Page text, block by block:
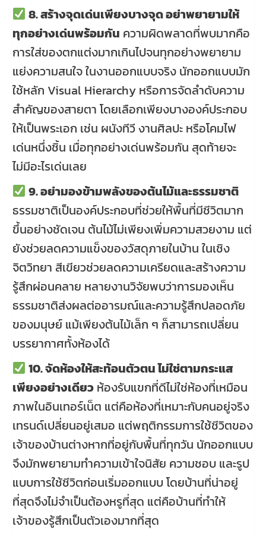
8. สร้างจุดเด่นเพียงบางจุด อย่าพยายามให้
ทุกอย่างเด่นพร้อมกัน ความผิดพลาดที่พบมากคือ
การใส่ของตกแต่งมากเกินไปจนทุกอย่างพยายาม
แย่งความสนใจ ในงานออกแบบจริง นักออกแบบมัก
ใช้หลัก Visual Hierarchy หรือการจัดลำดับความ
สำคัญของสายตา โดยเลือกเพียงบางองค์ประกอบ
ให้เป็นพระเอก เช่น ผนังทีวี งานศิลปะ หรือโคมไฟ
เด่นหนึ่งชิ้น เมื่อทุกอย่างเด่นพร้อมกัน สุดท้ายจะ
ไม่มีอะไรเด่นเลย
9. อย่ามองข้ามพลังของต้นไม้และธรรมชาติ
ธรรมชาติเป็นองค์ประกอบที่ช่วยให้พื้นที่มีชีวิตมาก
ขึ้นอย่างชัดเจน ต้นไม้ไม่เพียงเพิ่มความสวยงาม แต่
ยังช่วยลดความแข็งของวัสดุภายในบ้าน ในเชิง
จิตวิทยา สีเขียวช่วยลดความเครียดและสร้างความ
รู้สึกผ่อนคลาย หลายงานวิจัยพบว่าการมองเห็น
ธรรมชาติส่งผลต่ออารมณ์และความรู้สึกปลอดภัย
ของมนุษย์ แม้เพียงต้นไม้เล็ก ๆ ก็สามารถเปลี่ยน
บรรยากาศทั้งห้องได้
10. จัดห้องให้สะท้อนตัวตน ไม่ใช่ตามกระแส
เพียงอย่างเดียว ห้องรับแขกที่ดีไม่ใช่ห้องที่เหมือน
ภาพในอินเทอร์เน็ต แต่คือห้องที่เหมาะกับคนอยู่จริง
เทรนด์เปลี่ยนอยู่เสมอ แต่พฤติกรรมการใช้ชีวิตของ
เจ้าของบ้านต่างหากที่อยู่กับพื้นที่ทุกวัน นักออกแบบ
จึงมักพยายามทำความเข้าใจนิสัย ความชอบ และรูป
แบบการใช้ชีวิตก่อนเริ่มออกแบบ โดยบ้านที่น่าอยู่
ที่สุดจึงไม่จำเป็นต้องหรูที่สุด แต่คือบ้านที่ทำให้
เจ้าของรู้สึกเป็นตัวเองมากที่สุด